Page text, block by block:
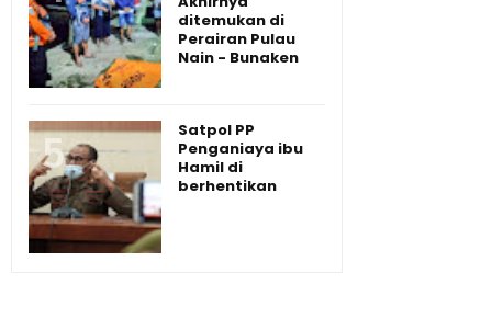
ditemukan di
Perairan Pulau
Nain - Bunaken
Satpol PP
Penganiaya ibu
Hamil di
berhentikan